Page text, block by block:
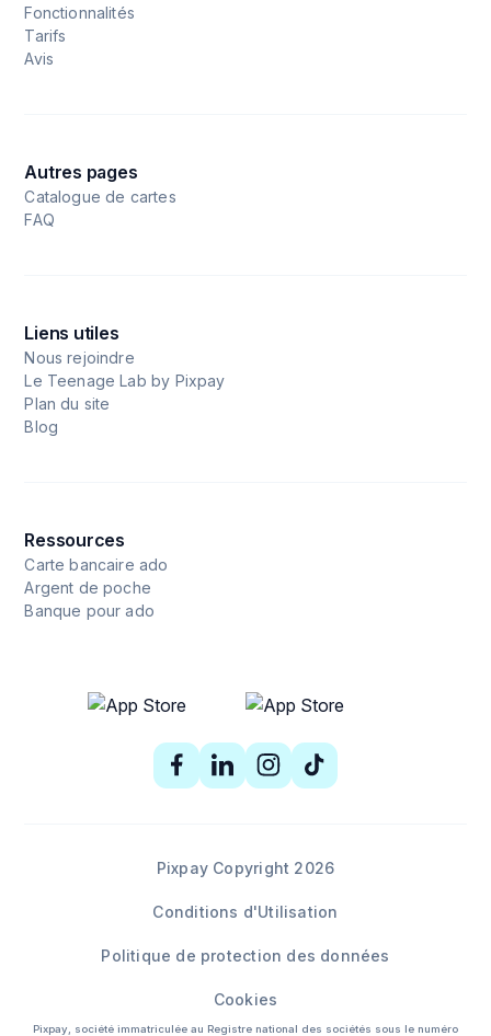
Fonctionnalités
Tarifs
Avis
Autres pages
Catalogue de cartes
FAQ
Liens utiles
Nous rejoindre
Le Teenage Lab by Pixpay
Plan du site
Blog
Ressources
Carte bancaire ado
Argent de poche
Banque pour ado
Pixpay Copyright 2026
Conditions d'Utilisation
Politique de protection des données
Cookies
Pixpay, société immatriculée au Registre national des sociétés sous le numéro